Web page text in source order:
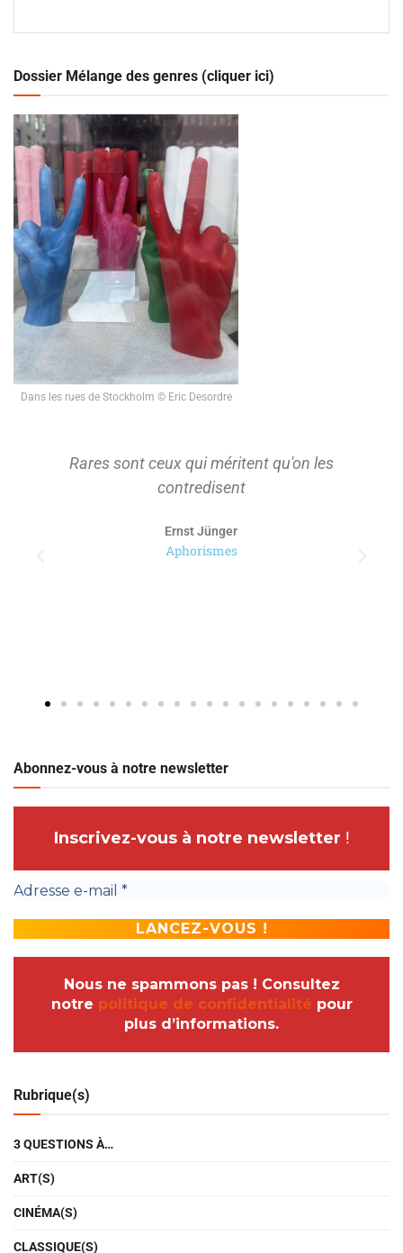
Dossier Mélange des genres (cliquer ici)
Dans les rues de Stockholm © Eric Desordre
Rares sont ceux qui méritent qu'on les
contredisent
Ernst Jünger
Aphorismes
Abonnez-vous à notre newsletter
Inscrivez-vous à notre newsletter !
Nous ne spammons pas ! Consultez
notre politique de confidentialité pour
plus d’informations.
Rubrique(s)
3 QUESTIONS À…
ART(S)
CINÉMA(S)
CLASSIQUE(S)